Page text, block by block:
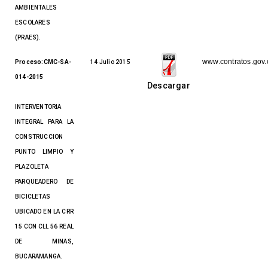
AMBIENTALES
ESCOLARES
(PRAES).
Proceso:CMC-SA-
014-2015
INTERVENTORIA
INTEGRAL PARA LA
CONSTRUCCION
PUNTO LIMPIO Y
PLAZOLETA
PARQUEADERO DE
BICICLETAS
UBICADO EN LA CRR
15 CON CLL 56 REAL
DE MINAS,
BUCARAMANGA.
14 Julio 2015
Descargar